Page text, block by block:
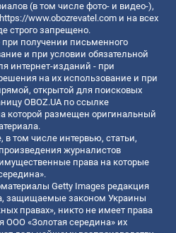
(в том числе фото- и видео-),
https://www.obozrevatel.com и на всех
строго запрещено.
получении письменного
и при условии обязательной
интернет-изданий - при
на их использование и при
открытой для поисковых
OBOZ.UA по ссылке
которой размещен оригинальный
в том числе интервью, статьи,
журналистов
права на которые
Getty Images редакция
защищаемые законом Украины
правах», никто не имеет права
ООО «Золотая середина» их